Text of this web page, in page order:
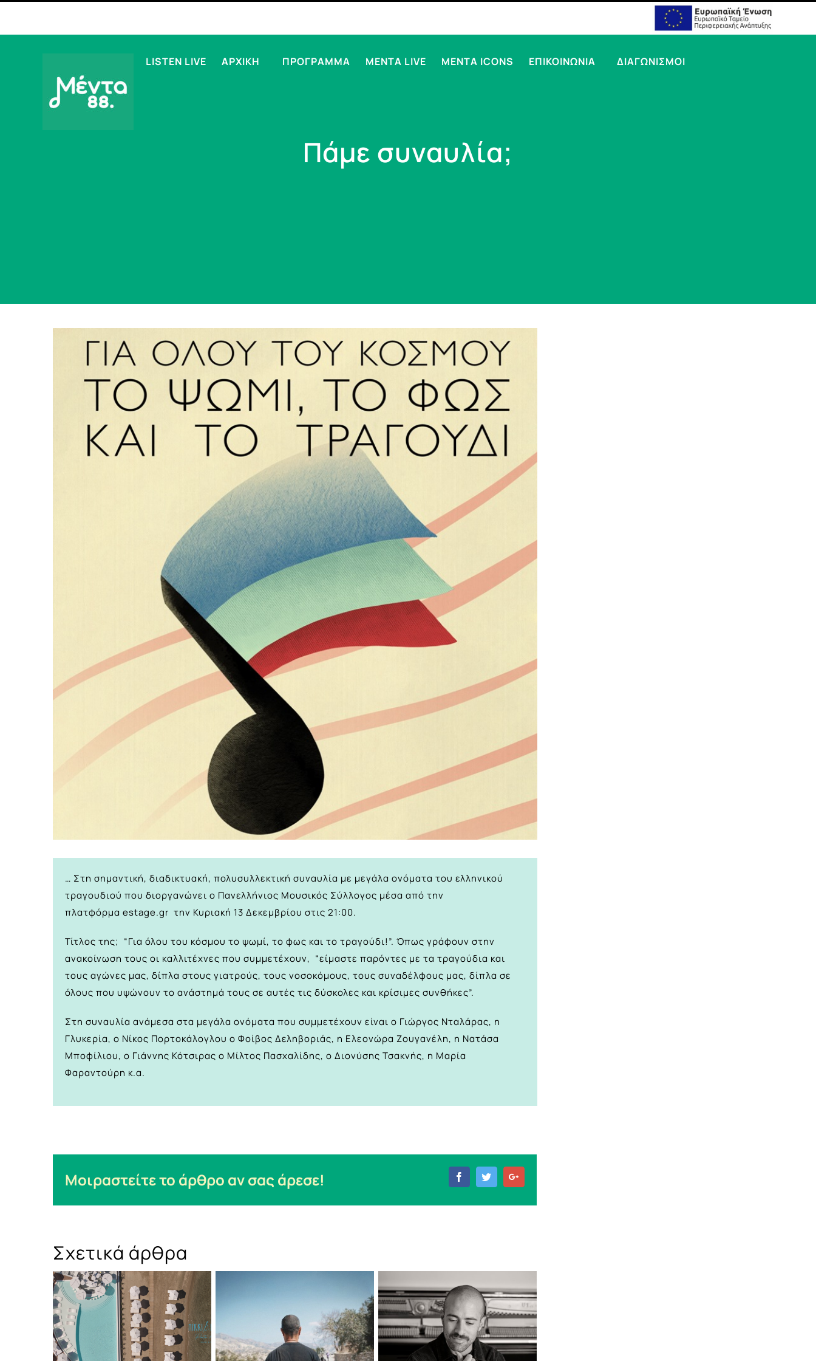
LISTEN LIVE ΑΡΧΙΚΗ ΠΡΟΓΡΑΜΜΑ MENTA LIVE MENTA ICONS ΕΠΙΚΟΙΝΩΝΙΑ ΔΙΑΓΩΝΙΣΜΟΙ
Πάμε συναυλία;
… Στη σημαντική, διαδικτυακή, πολυσυλλεκτική συναυλία με μεγάλα ονόματα του ελληνικού
τραγουδιού που διοργανώνει ο Πανελλήνιος Μουσικός Σύλλογος μέσα από την
πλατφόρμα estage.gr την Κυριακή 13 Δεκεμβρίου στις 21:00.
Τίτλος της; “Για όλου του κόσμου το ψωμί, το φως και το τραγούδι!”. Όπως γράφουν στην
ανακοίνωση τους οι καλλιτέχνες που συμμετέχουν, “είμαστε παρόντες με τα τραγούδια και
τους αγώνες μας, δίπλα στους γιατρούς, τους νοσοκόμους, τους συναδέλφους μας, δίπλα σε
όλους που υψώνουν το ανάστημά τους σε αυτές τις δύσκολες και κρίσιμες συνθήκες”.
Στη συναυλία ανάμεσα στα μεγάλα ονόματα που συμμετέχουν είναι ο Γιώργος Νταλάρας, η
Γλυκερία, ο Νίκος Πορτοκάλογλου ο Φοίβος Δεληβοριάς, η Ελεονώρα Ζουγανέλη, η Νατάσα
Μποφίλιου, ο Γιάννης Κότσιρας ο Μίλτος Πασχαλίδης, ο Διονύσης Τσακνής, η Μαρία
Φαραντούρη κ.α.
Μοιραστείτε το άρθρο αν σας άρεσε! FacebookTwitter
Σχετικά άρθρα